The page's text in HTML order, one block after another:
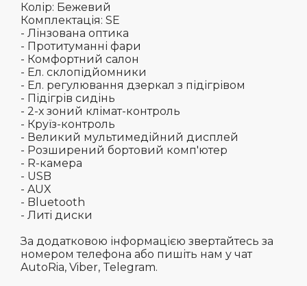
Колір: Бежевий
Комплектація: SE
- Лінзована оптика
- Протитуманні фари
- Комфортний салон
- Ел. склопідйомники
- Ел. регулювання дзеркал з підігрівом
- Підігрів сидінь
- 2-х зоний клімат-контроль
- Круїз-контроль
- Великий мультимедійний дисплей
- Розширений бортовий комп'ютер
- R-камера
- USB
- AUX
- Bluetooth
- Литі диски
За додатковою інформацією звертайтесь за
номером телефона або пишіть нам у чат
AutoRia, Viber, Telegram.